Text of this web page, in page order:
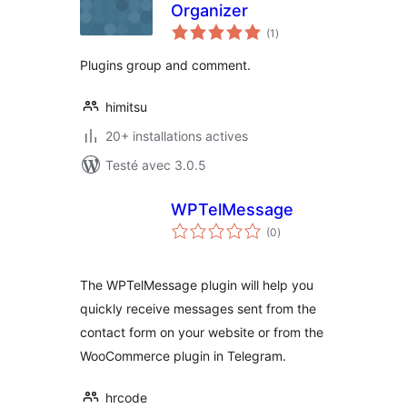
Organizer
(1 notes
en
)
Plugins group and comment.
himitsu
20+ installations actives
Testé avec 3.0.5
WPTelMessage
(0notes
en
)
The WPTelMessage plugin will help you
quickly receive messages sent from the
contact form on your website or from the
WooCommerce plugin in Telegram.
hrcode